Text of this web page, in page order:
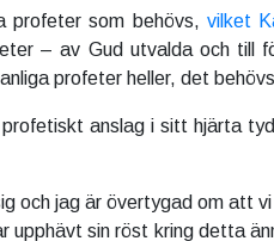
profeter som behövs, vilket
– av Gud utvalda och till
profeter heller, det
anslag i sitt hjärta
och jag är övertygad om att
upphävt sin röst kring detta